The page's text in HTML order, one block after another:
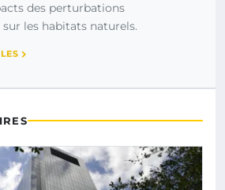
des perturbations
les habitats naturels.